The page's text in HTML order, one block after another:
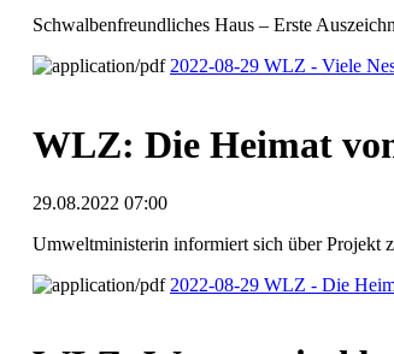
Schwalbenfreundliches Haus – Erste
2022-08-29 WLZ - Viele
WLZ: Die Heimat
29.08.2022 07:00
Umweltministerin informiert sich über Projekt
2022-08-29 WLZ - Die